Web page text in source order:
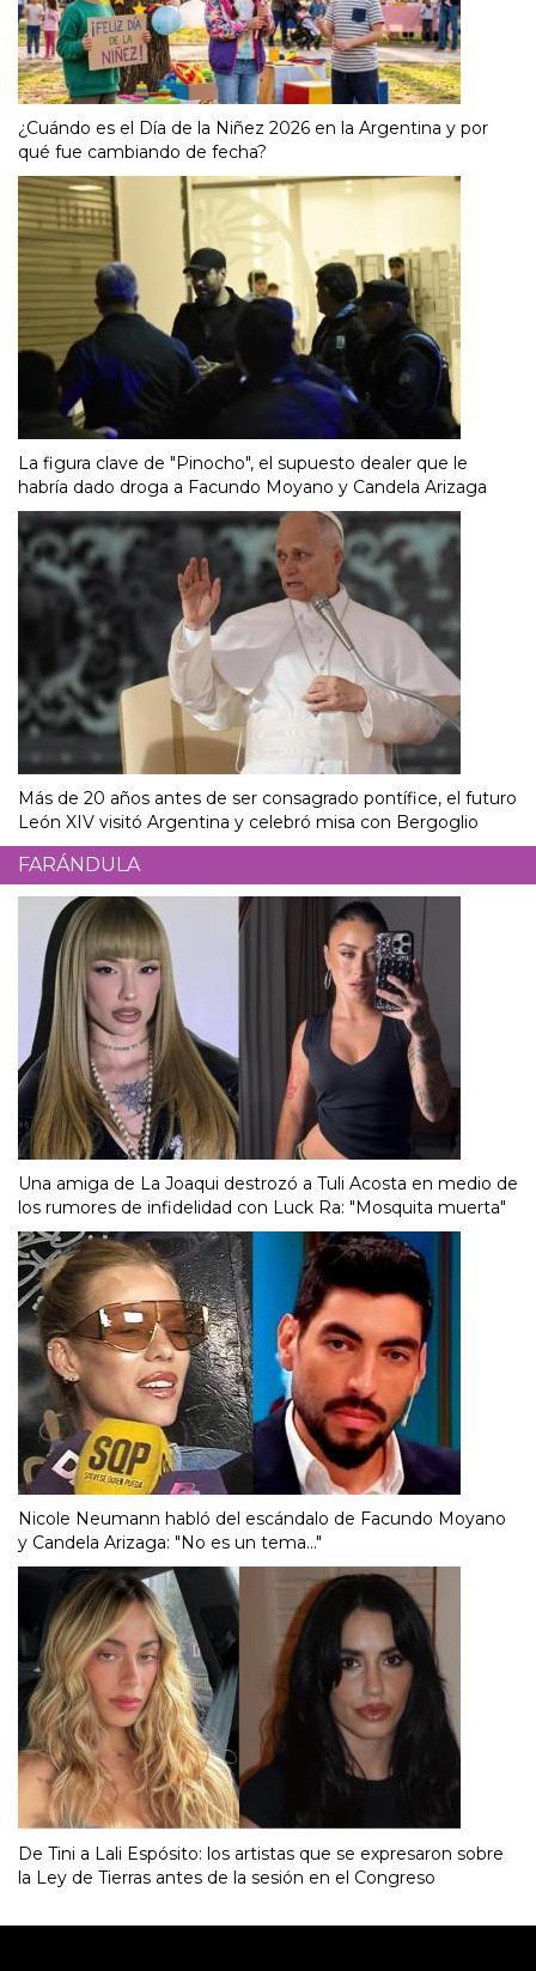
¿Cuándo es el Día de la Niñez 2026 en la Argentina y por
qué fue cambiando de fecha?
La figura clave de "Pinocho", el supuesto dealer que le
habría dado droga a Facundo Moyano y Candela Arizaga
Más de 20 años antes de ser consagrado pontífice, el futuro
León XIV visitó Argentina y celebró misa con Bergoglio
FARÁNDULA
Una amiga de La Joaqui destrozó a Tuli Acosta en medio de
los rumores de infidelidad con Luck Ra: "Mosquita muerta"
Nicole Neumann habló del escándalo de Facundo Moyano
y Candela Arizaga: "No es un tema..."
De Tini a Lali Espósito: los artistas que se expresaron sobre
la Ley de Tierras antes de la sesión en el Congreso